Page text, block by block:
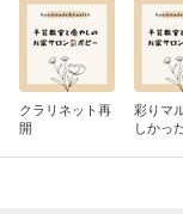
クラリネット再
開
彩りマ
しかっ